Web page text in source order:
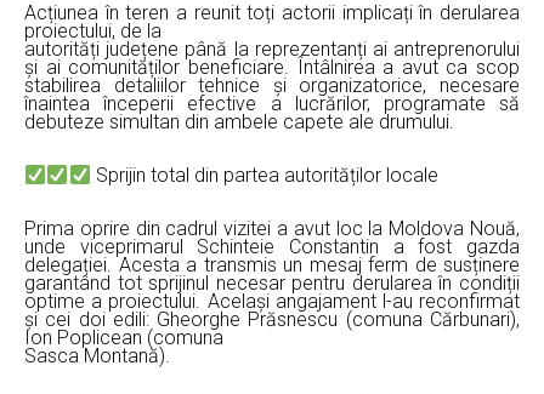
Acțiunea în teren a reunit toți actorii implicați în derularea
proiectului, de la
autorități județene până la reprezentanți ai antreprenorului
și ai comunităților beneficiare. Întâlnirea a avut ca scop
stabilirea detaliilor tehnice și organizatorice, necesare
înaintea începerii efective a lucrărilor, programate să
debuteze simultan din ambele capete ale drumului.
Sprijin total din partea autorităților locale
Prima oprire din cadrul vizitei a avut loc la Moldova Nouă,
unde viceprimarul Schinteie Constantin a fost gazda
delegației. Acesta a transmis un mesaj ferm de susținere
garantând tot sprijinul necesar pentru derularea în condiții
optime a proiectului. Același angajament l-au reconfirmat
și cei doi edili: Gheorghe Prăsnescu (comuna Cărbunari),
Ion Poplicean (comuna
Sasca Montană).